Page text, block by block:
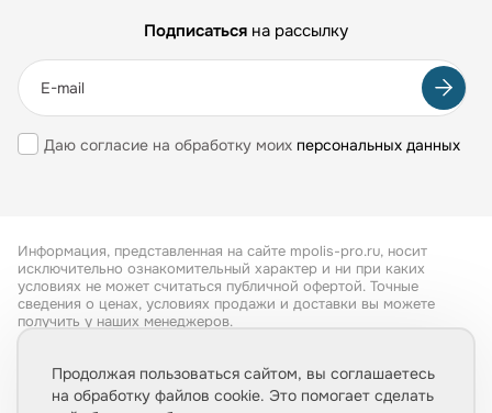
Подписаться на рассылку
Даю согласие на обработку моих персональных данных
Информация, представленная на сайте mpolis-pro.ru, носит
исключительно ознакомительный характер и ни при каких
условиях не может считаться публичной офертой. Точные
сведения о ценах, условиях продажи и доставки вы можете
получить у наших менеджеров.
Обработка персональных данных
Продолжая пользоваться сайтом, вы соглашаетесь
на обработку файлов cookie. Это помогает сделать